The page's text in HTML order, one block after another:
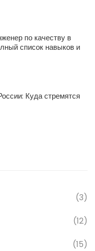
по качеству в
список навыков и
Куда стремятся
(3)
(12)
(15)